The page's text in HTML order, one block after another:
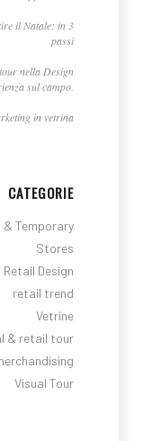
il Natale: in 3
passi
nella Design
sul campo.
in vetrina
CATEGORIE
Temporary
Stores
Retail Design
retail trend
Vetrine
& retail tour
Visual Tour